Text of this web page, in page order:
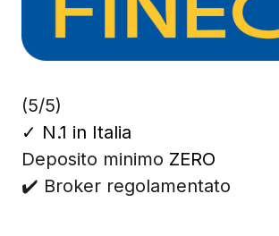
(5/5)
✓ N.1 in Italia
Deposito minimo ZERO
✔️ Broker regolamentato